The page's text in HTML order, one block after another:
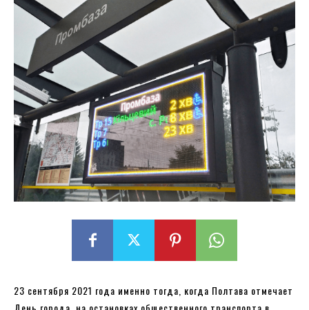
23 сентября 2021 года именно тогда, когда Полтава отмечает